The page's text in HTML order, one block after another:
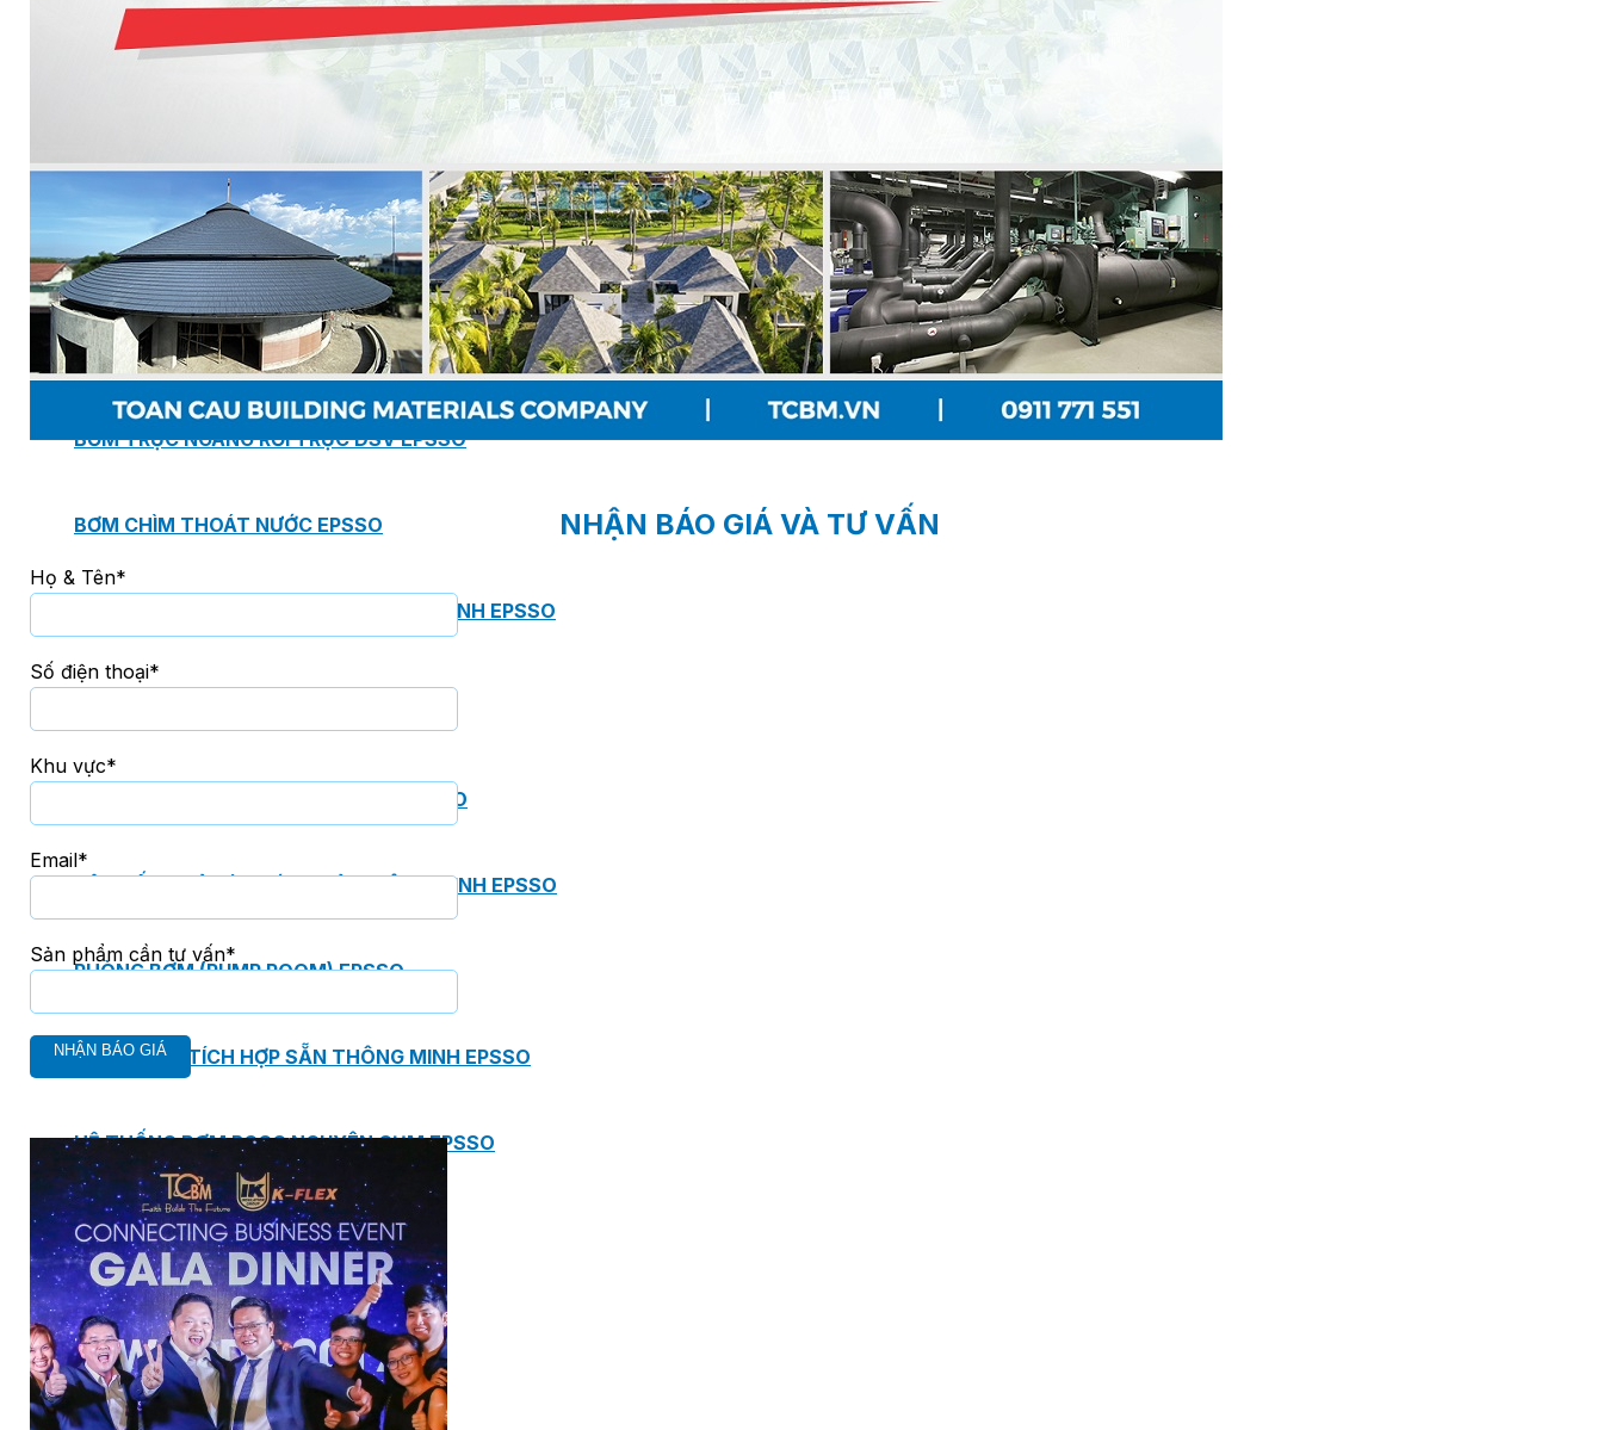
BƠM TRỤC ĐỨNG ĐƠN TẦNG CÁNH INLINE DP EPSSO
BƠM TRỤC ĐỨNG ĐA TẦNG CÁNH EPSSO
BƠM TRỤC NGANG ĐA TẦNG CÁNH EPSSO
BƠM TRỤC NGANG RỜI TRỤC DSV EPSSO
BƠM CHÌM THOÁT NƯỚC EPSSO
HỆ THỐNG BƠM NÂNG NƯỚC THẢI VỆ SINH EPSSO
HỆ THỐNG TÁCH DẦU NƯỚC THẢI EPSSO
HỆ THỐNG XỬ LÝ NƯỚC THẢI THÔNG MINH EPSSO
PHÒNG BƠM (PUMP ROOM) EPSSO
TRẠM BƠM TÍCH HỢP SẴN THÔNG MINH EPSSO
HỆ THỐNG BƠM PCCC NGUYÊN CỤM EPSSO
BƠM CHÌM PACKAGE EPSSO
Van Watts
NHẬN BÁO GIÁ VÀ TƯ VẤN
Họ & Tên*
Số điện thoại*
Khu vực*
Email*
Sản phẩm cần tư vấn*